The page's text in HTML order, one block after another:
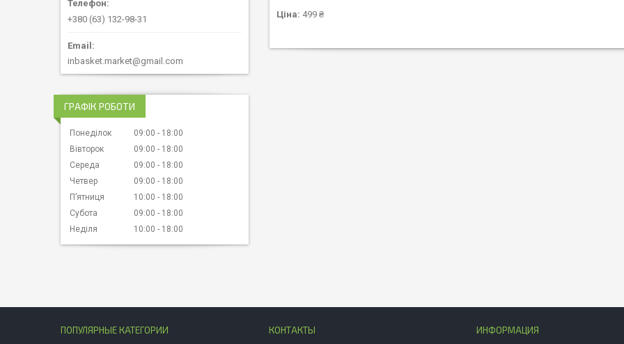
Ціна: 499 ₴
+380 (63) 132-98-31
inbasket.market@gmail.com
ГРАФІК РОБОТИ
Понеділок 09:00
18:00
Вівторок
09:00
18:00
Середа
09:00
18:00
Четвер
09:00
18:00
Пʼятниця
10:00
18:00
Субота
09:00
18:00
Неділя
10:00 18:00
ПОПУЛЯРНЫЕ КАТЕГОРИИ КОНТАКТЫ ИНФОРМАЦИЯ